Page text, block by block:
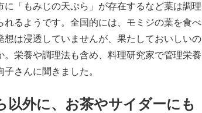
に「もみじの天ぷら」が存在するなど葉は調理
れるようです。全国的には、モミジの葉を食べ
想は浸透していませんが、果たしておいしいの
。栄養や調理法も含め、料理研究家で管理栄養
子さんに聞きました。
以外に、お茶やサイダーにも